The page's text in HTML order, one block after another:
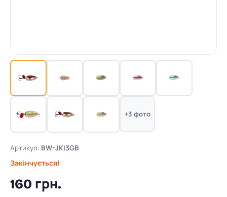
+3 фото
Артикул: BW-JKI3GB
Закінчується!
160 грн.